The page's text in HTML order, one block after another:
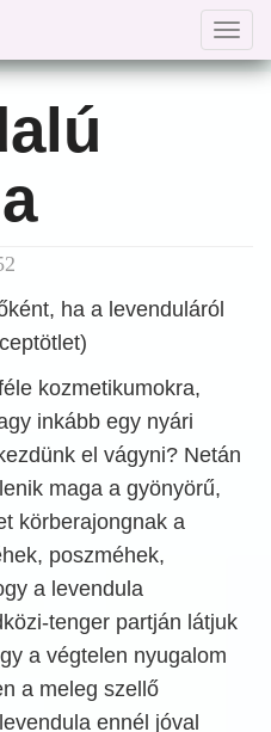
ha a levenduláról
kozmetikumokra,
inkább egy nyári
el vágyni? Netán
maga a gyönyörű,
körberajongnak a
poszméhek,
a levendula
tenger partján látjuk
a végtelen nyugalom
a meleg szellő
ennél jóval